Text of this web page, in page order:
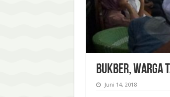
BUKBER, WARGA
Juni 14, 2018